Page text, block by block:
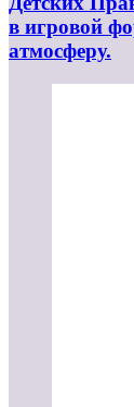
в игровой
атмосферу.